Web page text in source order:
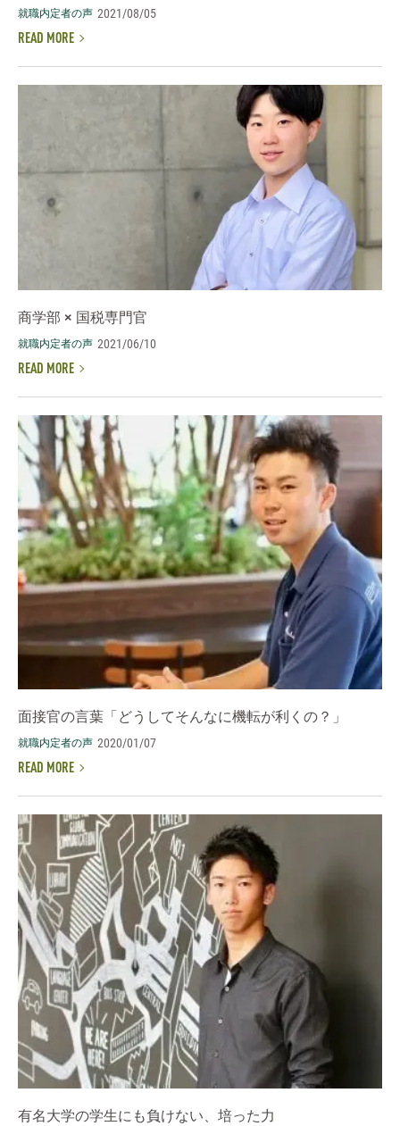
就職内定者の声 2021/08/05
READ MORE
商学部 × 国税専門官
就職内定者の声 2021/06/10
READ MORE
面接官の言葉「どうしてそんなに機転が利くの？」
就職内定者の声 2020/01/07
READ MORE
有名大学の学生にも負けない、培った力